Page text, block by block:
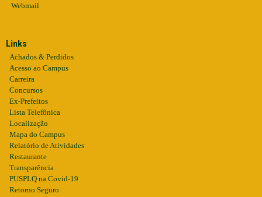
Webmail
Links
Achados & Perdidos
Acesso ao Campus
Carreira
Concursos
Ex-Prefeitos
Lista Telefônica
Localização
Mapa do Campus
Relatório de Atividades
Restaurante
Transparência
PUSPLQ na Covid-19
Retorno Seguro